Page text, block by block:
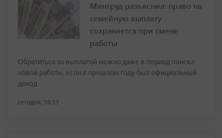
Минтруд разъяснил: право на
семейную выплату
сохраняется при смене
работы
Обратиться за выплатой можно даже в период поиска
новой работы, если в прошлом году был официальный
доход
сегодня, 18:33